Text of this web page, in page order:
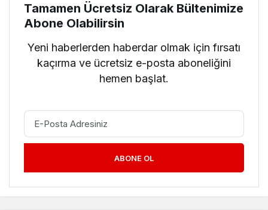
Tamamen Ücretsiz Olarak Bültenimize
Abone Olabilirsin
Yeni haberlerden haberdar olmak için fırsatı
kaçırma ve ücretsiz e-posta aboneliğini
hemen başlat.
ABONE OL